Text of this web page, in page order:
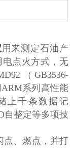
用来测定石油产
点火方式，无
（ GB3536-
ARM系列高性能
上千条数据记
自整定等多项技
、燃点，并打